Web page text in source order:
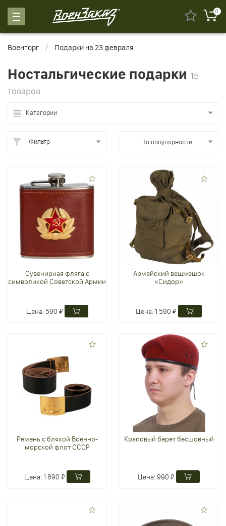
0
Военторг Подарки на 23 февраля
Ностальгические подарки 15
товаров
Категории
Фильтр По популярности
Сувенирная фляга с
символикой Советской Армии
Цена: 590 ₽
Армейский вещмешок
«Сидор»
Цена:1 590 ₽
Ремень с бляхой Военно-
морской флот СССР
Цена:1 890 ₽
Краповый берет бесшовный
Цена:990 ₽